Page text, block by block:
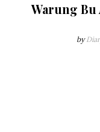
Warung Bu
by